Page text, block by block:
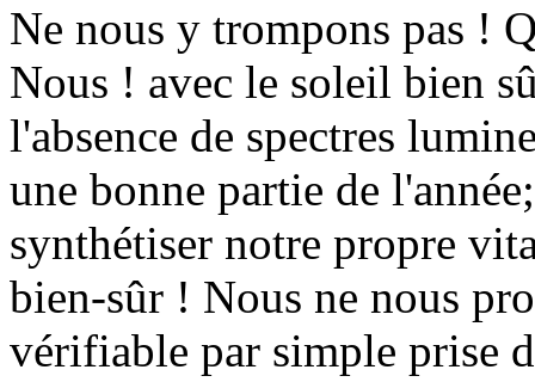
Ne nous y trompons pas !
Nous ! avec le soleil bien
l'absence de spectres
une bonne partie de
synthétiser notre propre
bien-sûr ! Nous ne nous
vérifiable par simple prise